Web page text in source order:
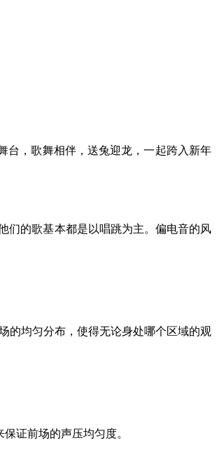
台，歌舞相伴，送兔迎龙，一起跨入新年
们的歌基本都是以唱跳为主。偏电音的风
的均匀分布，使得无论身处哪个区域的观
证前场的声压均匀度。